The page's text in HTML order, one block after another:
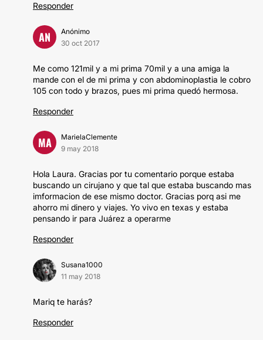
Responder
AN
Anónimo
30 oct 2017
Me como 121mil y a mi prima 70mil y a una amiga la
mande con el de mi prima y con abdominoplastia le cobro
105 con todo y brazos, pues mi prima quedó hermosa.
Responder
MA
MarielaClemente
9 may 2018
Hola Laura. Gracias por tu comentario porque estaba
buscando un cirujano y que tal que estaba buscando mas
imformacion de ese mismo doctor. Gracias porq asi me
ahorro mi dinero y viajes. Yo vivo en texas y estaba
pensando ir para Juárez a operarme
Responder
Susana1000
11 may 2018
Mariq te harás?
Responder